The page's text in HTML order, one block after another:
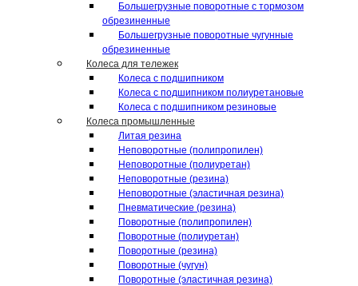
Большегрузные поворотные с тормозом
обрезиненные
Большегрузные поворотные чугунные
обрезиненные
Колеса для тележек
Колеса с подшипником
Колеса с подшипником полиуретановые
Колеса с подшипником резиновые
Колеса промышленные
Литая резина
Неповоротные (полипропилен)
Неповоротные (полиуретан)
Неповоротные (резина)
Неповоротные (эластичная резина)
Пневматические (резина)
Поворотные (полипропилен)
Поворотные (полиуретан)
Поворотные (резина)
Поворотные (чугун)
Поворотные (эластичная резина)